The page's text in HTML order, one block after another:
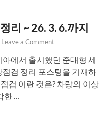
리 ~ 26. 3. 6.까지
Leave a Comment
에서 출시했던 준대형 세
점검 정리 포스팅을 기재하
검 이란 것은? 차량의 이상
…